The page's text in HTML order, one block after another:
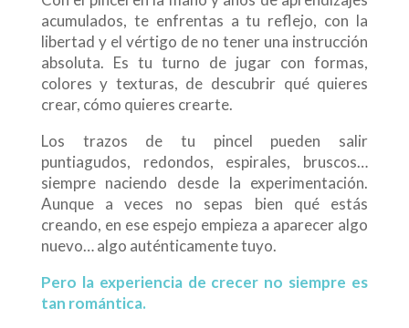
acumulados, te enfrentas a tu reflejo, con la
libertad y el vértigo de no tener una instrucción
absoluta. Es tu turno de jugar con formas,
colores y texturas, de descubrir qué quieres
crear, cómo quieres crearte.
Los trazos de tu pincel pueden salir
puntiagudos, redondos, espirales, bruscos…
siempre naciendo desde la experimentación.
Aunque a veces no sepas bien qué estás
creando, en ese espejo empieza a aparecer algo
nuevo… algo auténticamente tuyo.
Pero la experiencia de crecer no siempre es
tan romántica.